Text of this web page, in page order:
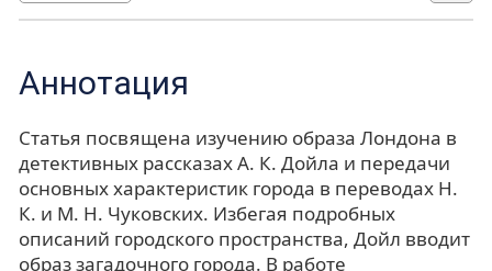
Аннотация
Статья посвящена изучению образа Лондона в
детективных рассказах А. К. Дойла и передачи
основных характеристик города в переводах Н.
К. и М. Н. Чуковских. Избегая подробных
описаний городского пространства, Дойл вводит
образ загадочного города. В работе